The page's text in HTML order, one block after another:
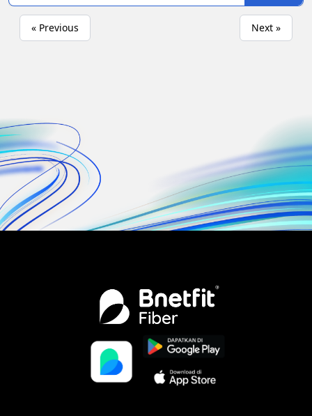
« Previous Next »